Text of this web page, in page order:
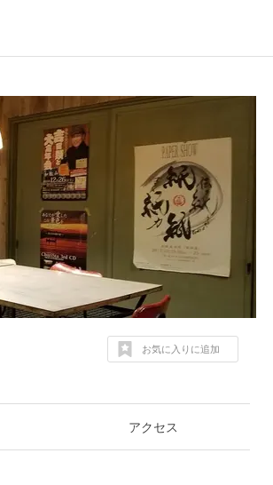
お気に入りに追加
アクセス